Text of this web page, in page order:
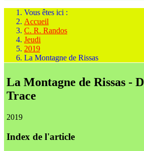
Vous êtes ici :
Accueil
C. R. Randos
Jeudi
2019
La Montagne de Rissas
La Montagne de Rissas -
Trace
2019
Index de l'article